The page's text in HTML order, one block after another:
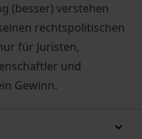
(besser) verstehen
rechtspolitischen
für Juristen,
und
Gewinn.